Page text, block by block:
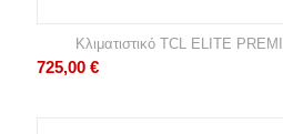
Κλιματιστικό TCL ELITE
725,00 €